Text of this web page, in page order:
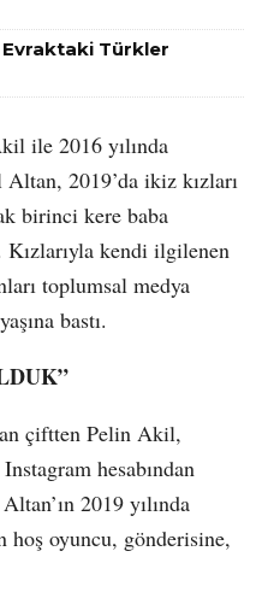
Evraktaki Türkler
ile 2016 yılında
2019’da ikiz kızları
birinci kere baba
Kızlarıyla kendi ilgilenen
toplumsal medya
bastı.
çiftten Pelin Akil,
hesabından
2019 yılında
hoş oyuncu, gönderisine,